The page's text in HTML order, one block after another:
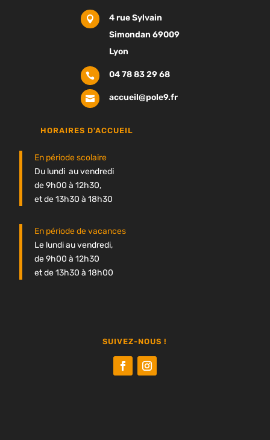

4 rue Sylvain
Simondan 69009
Lyon
 04 78 83 29 68
 accueil@pole9.fr
HORAIRES D'ACCUEIL
En période scolaire
Du lundi au vendredi
de 9h00 à 12h30,
et de 13h30 à 18h30
En période de vacances
Le lundi au vendredi,
de 9h00 à 12h30
et de 13h30 à 18h00
SUIVEZ-NOUS !